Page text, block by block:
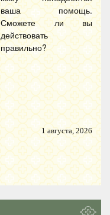
ваша помощь.
Сможете ли вы
действовать
правильно?
1 августа, 2026